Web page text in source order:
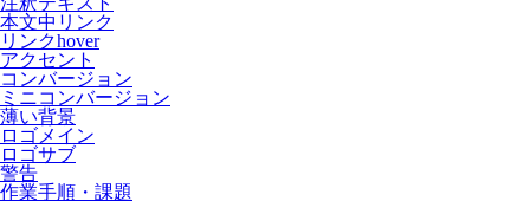
本文中リンク
リンクhover
アクセント
コンバージョン
ミニコンバージョン
薄い背景
ロゴメイン
ロゴサブ
警告
作業手順・課題